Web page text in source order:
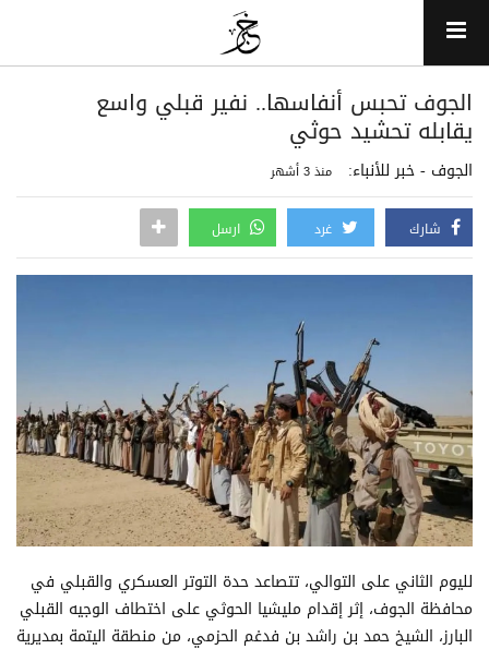
الجوف تحبس أنفاسها.. نفير قبلي واسع
يقابله تحشيد حوثي
الجوف - خبر للأنباء: منذ 3 أشهر
شارك غرد ارسل
لليوم الثاني على التوالي، تتصاعد حدة التوتر العسكري والقبلي في
محافظة الجوف، إثر إقدام مليشيا الحوثي على اختطاف الوجيه القبلي
البارز، الشيخ حمد بن راشد بن فدغم الحزمي، من منطقة اليتمة بمديرية